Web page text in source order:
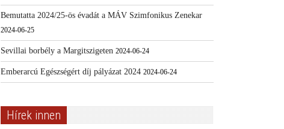
Bemutatta 2024/25-ös évadát a MÁV Szimfonikus Zenekar
2024-06-25
Sevillai borbély a Margitszigeten 2024-06-24
Emberarcú Egészségért díj pályázat 2024 2024-06-24
Hírek innen